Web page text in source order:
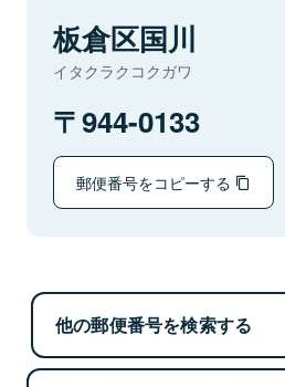
板倉区国川
イタクラクコクガワ
944-0133
郵便番号をコピーする
他の郵便番号を検索する